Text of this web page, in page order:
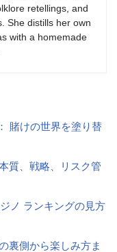
retellings, and
She distills her own
with a homemade
賭けの世界を塗り替
質、戦略、リスク管
ノ ランキングの見方
裏側から楽しみ方ま